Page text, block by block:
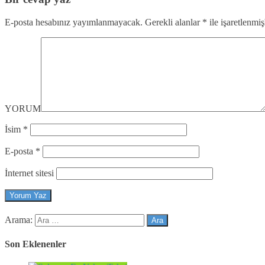
E-posta hesabınız yayımlanmayacak. Gerekli alanlar * ile
YORUM
İsim *
E-posta *
İnternet sitesi
Arama:
Son Eklenenler